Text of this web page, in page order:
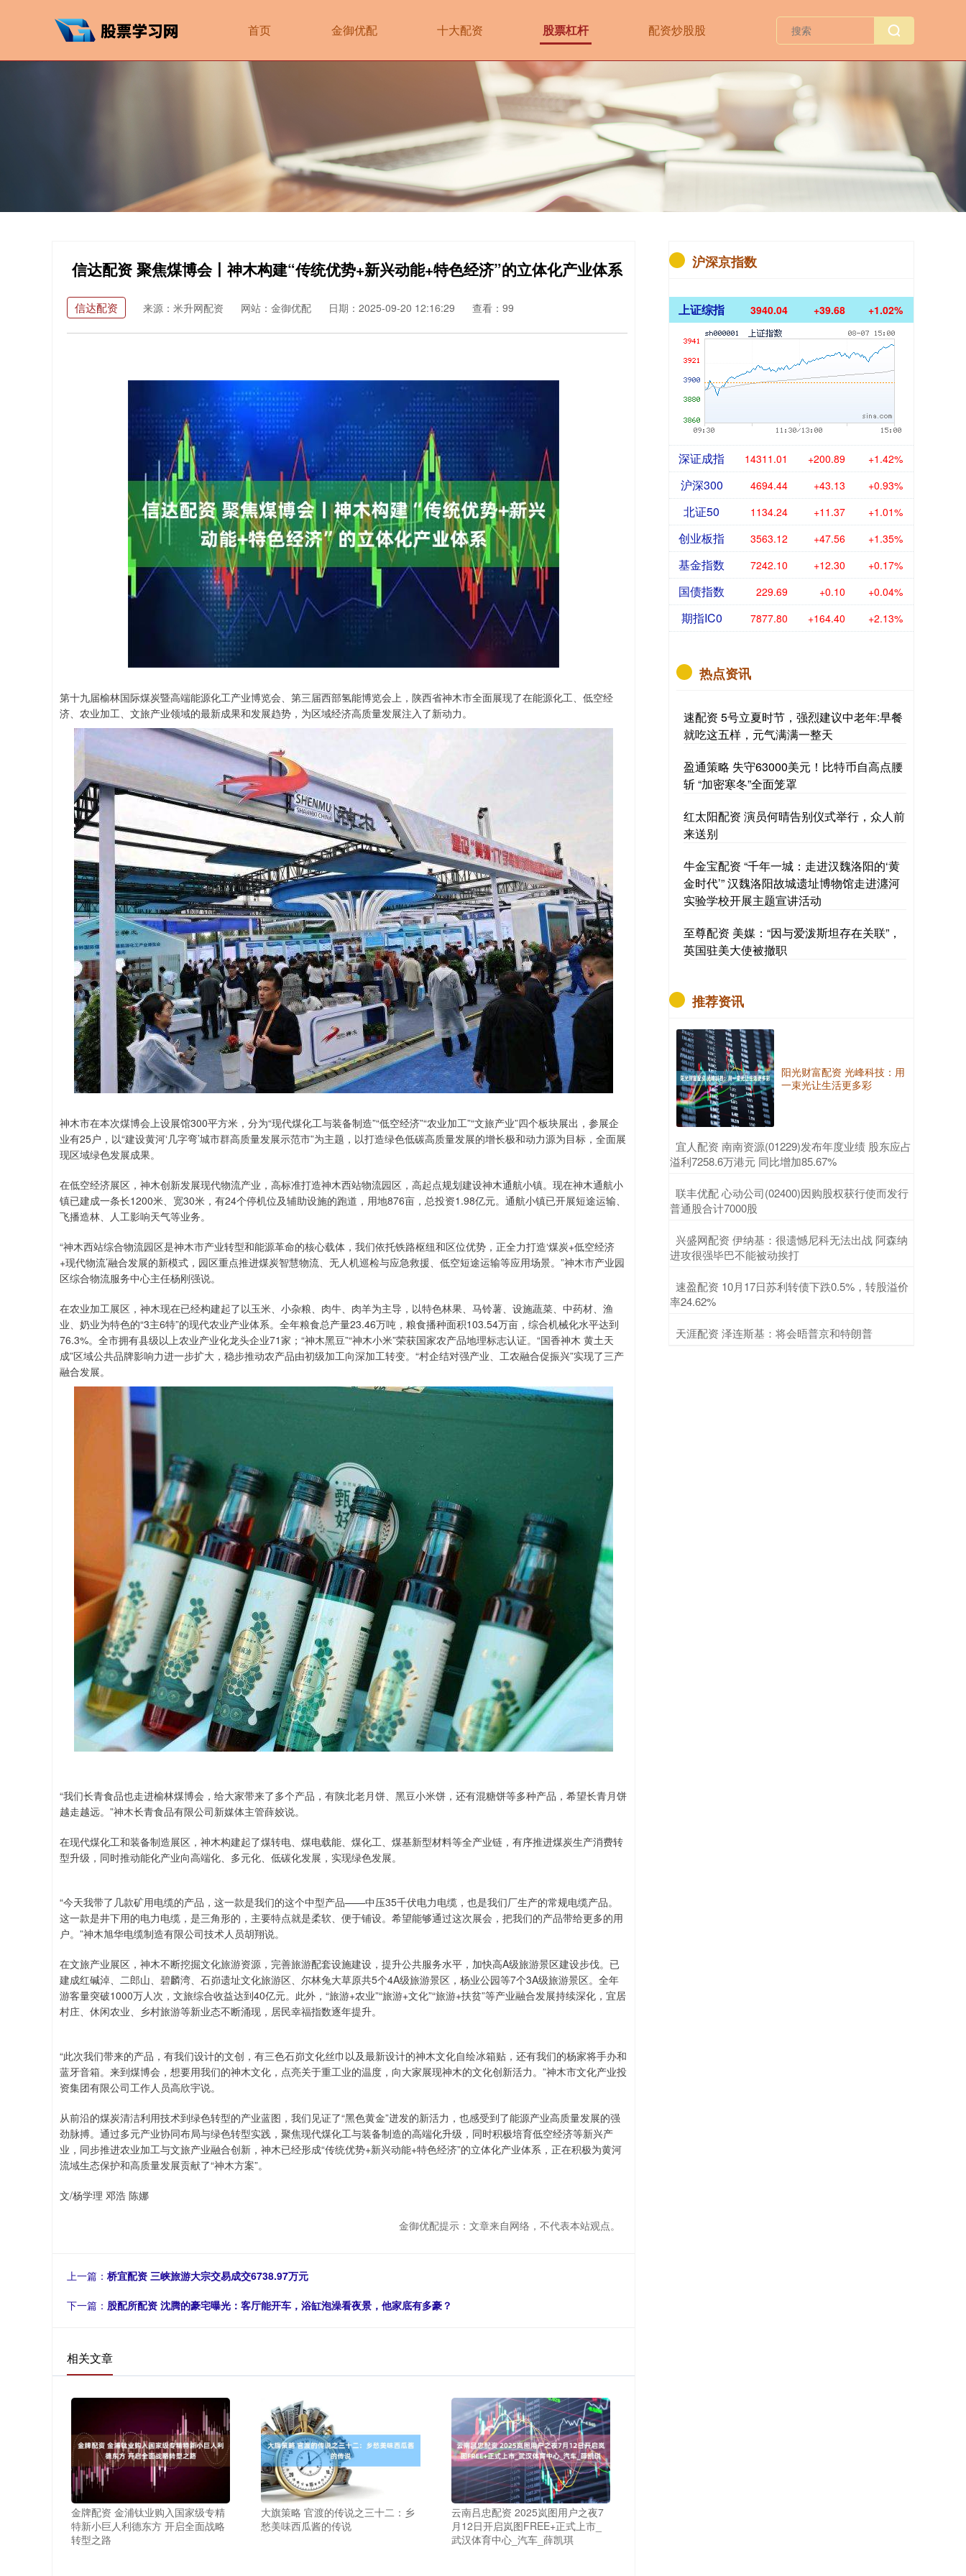
首页 金御优配 十大配资 股票杠杆 配资炒股股
信达配资 聚焦煤博会丨神木构建“传统优势+新兴动能+特色经济”的立体化产业体系
信达配资 来源：米升网配资 网站：金御优配 日期：2025-09-20 12:16:29 查看：99
第十九届榆林国际煤炭暨高端能源化工产业博览会、第三届西部氢能博览会上，陕西省神木市全面展现了在能源化工、低空经
济、农业加工、文旅产业领域的最新成果和发展趋势，为区域经济高质量发展注入了新动力。
神木市在本次煤博会上设展馆300平方米，分为“现代煤化工与装备制造”“低空经济”“农业加工”“文旅产业”四个板块展出，参展企
业有25户，以“建设黄河‘几字弯’城市群高质量发展示范市”为主题，以打造绿色低碳高质量发展的增长极和动力源为目标，全面展
现区域绿色发展成果。
在低空经济展区，神木创新发展现代物流产业，高标准打造神木西站物流园区，高起点规划建设神木通航小镇。现在神木通航小
镇已建成一条长1200米、宽30米，有24个停机位及辅助设施的跑道，用地876亩，总投资1.98亿元。通航小镇已开展短途运输、
飞播造林、人工影响天气等业务。
“神木西站综合物流园区是神木市产业转型和能源革命的核心载体，我们依托铁路枢纽和区位优势，正全力打造‘煤炭+低空经济
+现代物流’融合发展的新模式，园区重点推进煤炭智慧物流、无人机巡检与应急救援、低空短途运输等应用场景。”神木市产业园
区综合物流服务中心主任杨刚强说。
在农业加工展区，神木现在已经构建起了以玉米、小杂粮、肉牛、肉羊为主导，以特色林果、马铃薯、设施蔬菜、中药材、渔
业、奶业为特色的“3主6特”的现代农业产业体系。全年粮食总产量23.46万吨，粮食播种面积103.54万亩，综合机械化水平达到
76.3%。全市拥有县级以上农业产业化龙头企业71家；“神木黑豆”“神木小米”荣获国家农产品地理标志认证。“国香神木 黄土天
成”区域公共品牌影响力进一步扩大，稳步推动农产品由初级加工向深加工转变。“村企结对强产业、工农融合促振兴”实现了三产
融合发展。
“我们长青食品也走进榆林煤博会，给大家带来了多个产品，有陕北老月饼、黑豆小米饼，还有混糖饼等多种产品，希望长青月饼
越走越远。”神木长青食品有限公司新媒体主管薛姣说。
在现代煤化工和装备制造展区，神木构建起了煤转电、煤电载能、煤化工、煤基新型材料等全产业链，有序推进煤炭生产消费转
型升级，同时推动能化产业向高端化、多元化、低碳化发展，实现绿色发展。
“今天我带了几款矿用电缆的产品，这一款是我们的这个中型产品——中压35千伏电力电缆，也是我们厂生产的常规电缆产品。
这一款是井下用的电力电缆，是三角形的，主要特点就是柔软、便于铺设。希望能够通过这次展会，把我们的产品带给更多的用
户。”神木旭华电缆制造有限公司技术人员胡翔说。
在文旅产业展区，神木不断挖掘文化旅游资源，完善旅游配套设施建设，提升公共服务水平，加快高A级旅游景区建设步伐。已
建成红碱淖、二郎山、碧麟湾、石峁遗址文化旅游区、尔林兔大草原共5个4A级旅游景区，杨业公园等7个3A级旅游景区。全年
游客量突破1000万人次，文旅综合收益达到40亿元。此外，“旅游+农业”“旅游+文化”“旅游+扶贫”等产业融合发展持续深化，宜居
村庄、休闲农业、乡村旅游等新业态不断涌现，居民幸福指数逐年提升。
“此次我们带来的产品，有我们设计的文创，有三色石峁文化丝巾以及最新设计的神木文化自绘冰箱贴，还有我们的杨家将手办和
蓝牙音箱。来到煤博会，想要用我们的神木文化，点亮关于重工业的温度，向大家展现神木的文化创新活力。”神木市文化产业投
资集团有限公司工作人员高欣宇说。
从前沿的煤炭清洁利用技术到绿色转型的产业蓝图，我们见证了“黑色黄金”迸发的新活力，也感受到了能源产业高质量发展的强
劲脉搏。通过多元产业协同布局与绿色转型实践，聚焦现代煤化工与装备制造的高端化升级，同时积极培育低空经济等新兴产
业，同步推进农业加工与文旅产业融合创新，神木已经形成“传统优势+新兴动能+特色经济”的立体化产业体系，正在积极为黄河
流域生态保护和高质量发展贡献了“神木方案”。
文/杨学理 邓浩 陈娜
金御优配提示：文章来自网络，不代表本站观点。
上一篇： 桥宜配资 三峡旅游大宗交易成交6738.97万元
下一篇： 股配所配资 沈腾的豪宅曝光：客厅能开车，浴缸泡澡看夜景，他家底有多豪？
相关文章
金牌配资 金浦钛业购入国家级专精
特新小巨人利德东方 开启全面战略
转型之路
大旗策略 官渡的传说之三十二：乡
愁美味西瓜酱的传说
云南吕忠配资 2025岚图用户之夜7
月12日开启岚图FREE+正式上市_
武汉体育中心_汽车_薛凯琪
沪深京指数
上证综指 3940.04 +39.68 +1.02%
深证成指 14311.01 +200.89 +1.42%
沪深300 4694.44 +43.13 +0.93%
北证50 1134.24 +11.37 +1.01%
创业板指 3563.12 +47.56 +1.35%
基金指数 7242.10 +12.30 +0.17%
国债指数 229.69 +0.10 +0.04%
期指IC0 7877.80 +164.40 +2.13%
热点资讯
速配资 5号立夏时节，强烈建议中老年:早餐
就吃这五样，元气满满一整天
盈通策略 失守63000美元！比特币自高点腰
斩 “加密寒冬”全面笼罩
红太阳配资 演员何晴告别仪式举行，众人前
来送别
牛金宝配资 “千年一城：走进汉魏洛阳的‘黄
金时代’” 汉魏洛阳故城遗址博物馆走进瀍河
实验学校开展主题宣讲活动
至尊配资 美媒：“因与爱泼斯坦存在关联”，
英国驻美大使被撤职
推荐资讯
阳光财富配资 光峰科技：用
一束光让生活更多彩
​宜人配资 南南资源(01229)发布年度业绩 股东应占
溢利7258.6万港元 同比增加85.67%
​联丰优配 心动公司(02400)因购股权获行使而发行
普通股合计7000股
​兴盛网配资 伊纳基：很遗憾尼科无法出战 阿森纳
进攻很强毕巴不能被动挨打
​速盈配资 10月17日苏利转债下跌0.5%，转股溢价
率24.62%
​天涯配资 泽连斯基：将会晤普京和特朗普